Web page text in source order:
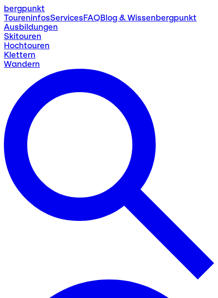
bergpunkt
ToureninfosServicesFAQBlog & Wissenbergpunkt
Ausbildungen
Skitouren
Hochtouren
Klettern
Wandern